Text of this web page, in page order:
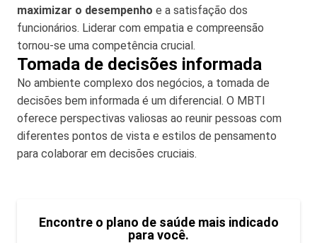
maximizar o desempenho e a satisfação dos
funcionários. Liderar com empatia e compreensão
tornou-se uma competência crucial.
Tomada de decisões informada
No ambiente complexo dos negócios, a tomada de
decisões bem informada é um diferencial. O MBTI
oferece perspectivas valiosas ao reunir pessoas com
diferentes pontos de vista e estilos de pensamento
para colaborar em decisões cruciais.
Encontre o plano de saúde mais indicado
para você.